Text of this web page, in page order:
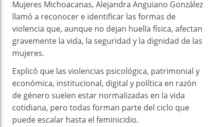
Mujeres Michoacanas, Alejandra Anguiano González
llamó a reconocer e identificar las formas de
violencia que, aunque no dejan huella física, afectan
gravemente la vida, la seguridad y la dignidad de las
mujeres.
Explicó que las violencias psicológica, patrimonial y
económica, institucional, digital y política en razón
de género suelen estar normalizadas en la vida
cotidiana, pero todas forman parte del ciclo que
puede escalar hasta el feminicidio.